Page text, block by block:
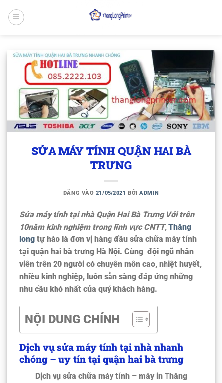
qua
SỬA MÁY TÍNH QUẬN HAI BÀ
TRƯNG
ĐĂNG VÀO 21/05/2021 BỞIADMIN
Sửa máy tính tại nhà Quận Hai Bà Trưng Với trên
10năm kinh nghiệm trong lĩnh vực CNTT, Thăng
long tự hào là đơn vị hàng đầu s‎ửa chữa m‎áy t‎ính
tại quận hai bà trưng Hà Nội. Cùng đội ngũ nhân
viên trên 20 người có chuyên môn cao, nhiệt huyết,
nhiều kinh nghiệp, luôn sẵn sàng đáp ứng những
nhu cầu khó nhất của quý khách hàng.
NỘI DUNG CHÍNH
Dịch vụ sửa máy tính tại nhà nhanh
chóng – uy tín tại quận hai bà trưng
Dịch vụ sửa chữa máy tính – máy in Thăng